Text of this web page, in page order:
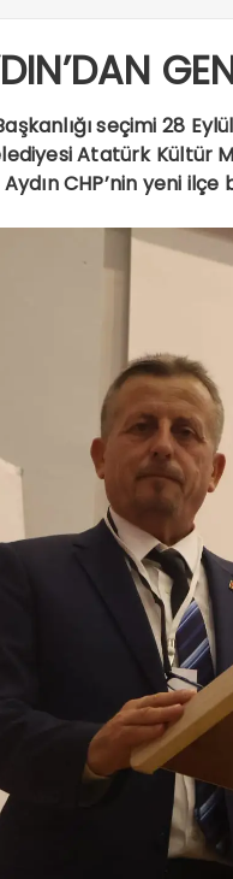
seçimi 28
Atatürk Kültür
CHP’nin yeni